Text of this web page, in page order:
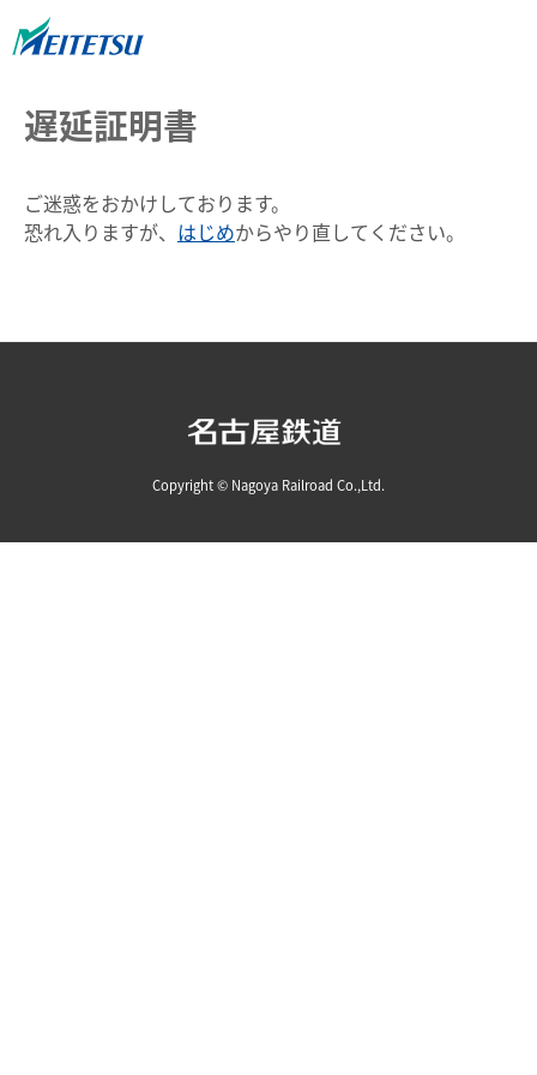
遅延証明書
ご迷惑をおかけしております。
恐れ入りますが、 はじめからやり直してください。
Copyright © Nagoya Railroad Co.,Ltd.